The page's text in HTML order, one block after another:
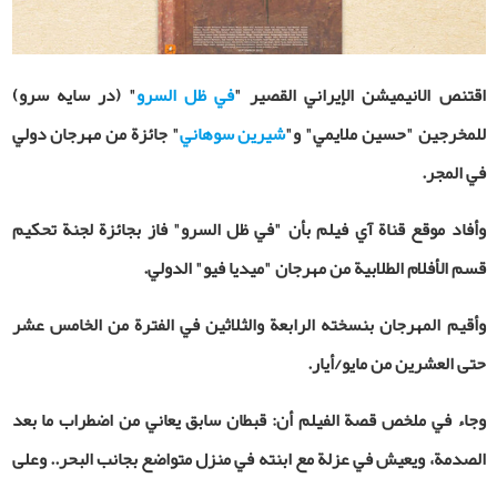
اقتنص الانيميشن الإيراني القصير "في ظل السرو" (در سایه سرو)
للمخرجين "حسين ملايمي" و"شيرين سوهاني" جائزة من مهرجان دولي
في المجر.
وأفاد موقع قناة آي فيلم بأن "في ظل السرو" فاز بجائزة لجنة تحكيم
قسم الأفلام الطلابية من مهرجان "ميديا فيو" الدولي.
وأقيم المهرجان بنسخته الرابعة والثلاثين في الفترة من الخامس عشر
حتى العشرين من مايو/أيار.
وجاء في ملخص قصة الفيلم أن: قبطان سابق يعاني من اضطراب ما بعد
الصدمة، ويعيش في عزلة مع ابنته في منزل متواضع بجانب البحر.. وعلى